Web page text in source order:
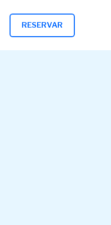
RESERVAR